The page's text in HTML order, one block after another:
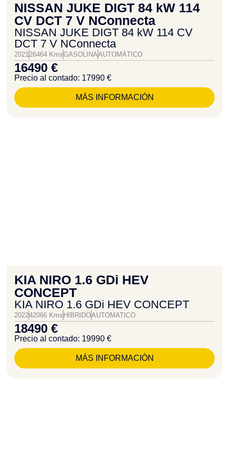
NISSAN JUKE DIGT 84 kW 114
CV DCT 7 V NConnecta
NISSAN JUKE DIGT 84 kW 114 CV
DCT 7 V NConnecta
202126464 KmsGASOLINAAUTOMÁTICO
16490 €
Precio al contado: 17990 €
MÁS INFORMACIÓN
KIA NIRO 1.6 GDi HEV
CONCEPT
KIA NIRO 1.6 GDi HEV CONCEPT
202242066 Kms HIBRIDOAUTOMATICO
18490 €
Precio al contado: 19990 €
MÁS INFORMACIÓN